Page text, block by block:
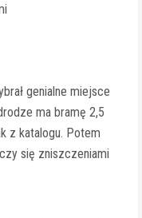
genialne miejsce
ma bramę 2,5
z katalogu. Potem
się zniszczeniami